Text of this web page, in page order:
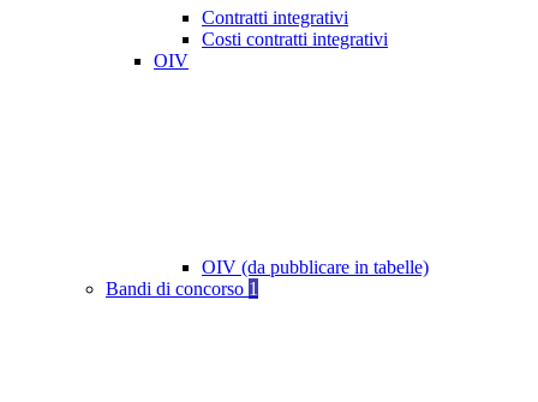
Contratti integrativi
Costi contratti integrativi
OIV
OIV (da pubblicare in tabelle)
Bandi di concorso 1